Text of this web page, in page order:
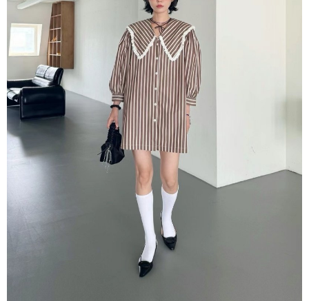
結帳頁面，進行簡訊認證並確認金額後，即可完成結帳。
２．訂單成立數日內，您將收到繳費通知簡訊。
３．收到繳費通知簡訊後14天內，點擊此簡訊中的連結，可透過四大超商／
ATM／網路銀行／等多元方式進行付款，方視為交易完成。
※ 請注意：結帳手續完成當下不需立刻繳費，但若您需要取消訂單，請聯絡
購買商品的店家。未經商家同意取消之訂單仍視為有效，需透過AFTEE先享
後付繳納相關費用。
※ 交易是否成功請以「AFTEE先享後付 」之結帳頁面顯示為準，若有關於
是否繳費成功／繳費後需取消欲退款等相關疑問，請聯繫「AFTEE先享後付
客戶支援中心」
https://netprotections.freshdesk.com/support/home
【注意事項】
１．透過由恩沛科技股份有限公司提供之「AFTEE先享後付」服務完成之交
易，需依本服務之必要範圍內提供個人資料，並將交易相關給付款項請求債
權轉讓予恩沛科技股份有限公司。
２．關於個人資料處理事宜，請瀏覽以下網址：
３．未成年的使用者請事先徵得法定代理人或監護人之同意方可使用
「AFTEE先享後付」，若未經同意申辦者引起之損失，本公司不負相關責
４．使用「AFTEE先享後付」時，將依據個別帳號之用戶狀況，依本公司即
時審查核予不同之上限額度；若仍有額度不足之情形，本公司將視審查結果
付款後全家取貨
每筆NT$80，滿NT$1,500(含以上)免運費
萊爾富取貨付款
每筆NT$80，滿NT$1,500(含以上)免運費
付款後萊爾富取貨
每筆NT$80，滿NT$1,500(含以上)免運費
離島取貨加價40
每筆NT$80，滿NT$1,500(含以上)免運費
每筆NT$80，滿NT$1,500(含以上)免運費
每筆NT$100，滿NT$1,500(含以上)免運費